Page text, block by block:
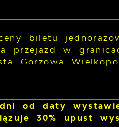
biletu
przejazd w
Gorzowa
od daty
30% upust